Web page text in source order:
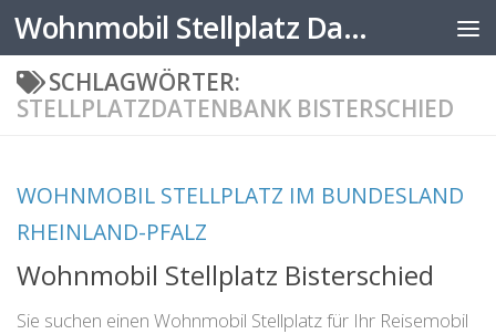
Zum Inhalt springen Wohnmobil Stellplatz Datenbank
SCHLAGWÖRTER:
STELLPLATZDATENBANK BISTERSCHIED
WOHNMOBIL STELLPLATZ IM BUNDESLAND
RHEINLAND-PFALZ
Wohnmobil Stellplatz Bisterschied
Sie suchen einen Wohnmobil Stellplatz für Ihr Reisemobil